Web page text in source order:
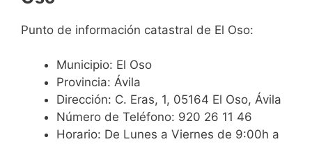
Punto de información catastral de El Oso:
Municipio: El Oso
Provincia: Ávila
Dirección: C. Eras, 1, 05164 El Oso, Ávila
Número de Teléfono: 920 26 11 46
Horario: De Lunes a Viernes de 9:00h a